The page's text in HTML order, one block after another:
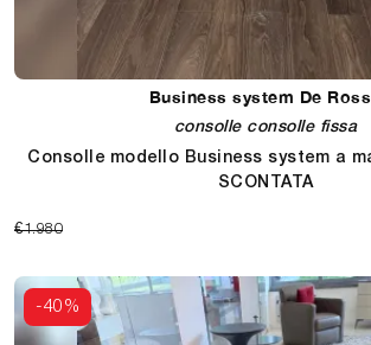
Business system De
consolle consolle fissa
Consolle modello Business system a
SCONTATA
€1.980
-40%